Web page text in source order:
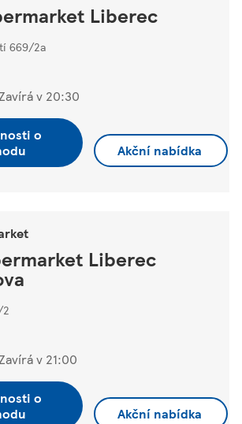
Liberec
669/2a
v 20:30
o
Akční nabídka
Liberec
v 21:00
o
Akční nabídka